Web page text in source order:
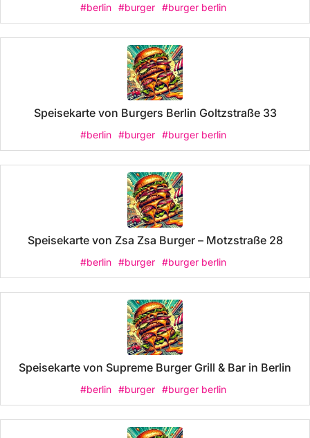
#berlin #burger #burger berlin
Speisekarte von Burgers Berlin Goltzstraße 33
#berlin #burger #burger berlin
Speisekarte von Zsa Zsa Burger – Motzstraße 28
#berlin #burger #burger berlin
Speisekarte von Supreme Burger Grill & Bar in Berlin
#berlin #burger #burger berlin